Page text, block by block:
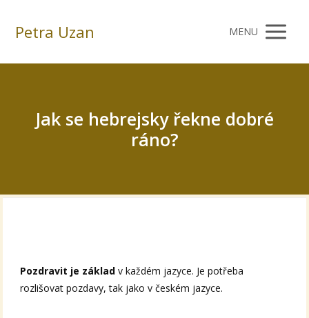
Petra Uzan MENU
Jak se hebrejsky řekne dobré
ráno?
Pozdravit je základ v každém jazyce. Je potřeba
rozlišovat pozdavy, tak jako v českém jazyce.